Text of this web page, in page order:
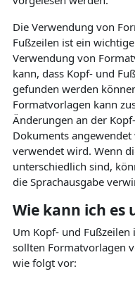
Die Verwendung von
Fußzeilen ist ein
Verwendung von
kann, dass Kopf- und
gefunden werden
Formatvorlagen kann
Änderungen an der
Dokuments
verwendet wird. Wenn
unterschiedlich sind,
die Sprachausgabe
Wie kann ich es
Um Kopf- und
sollten Formatvorlagen
wie folgt vor: